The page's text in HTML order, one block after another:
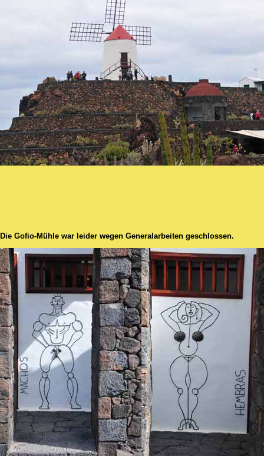
Die Gofio-Mühle war leider wegen Generalarbeiten geschlossen.